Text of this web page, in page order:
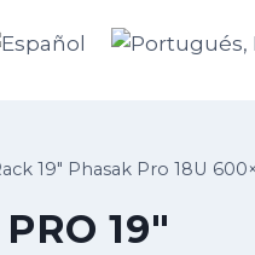
19″ Phasak Pro 18U
19"